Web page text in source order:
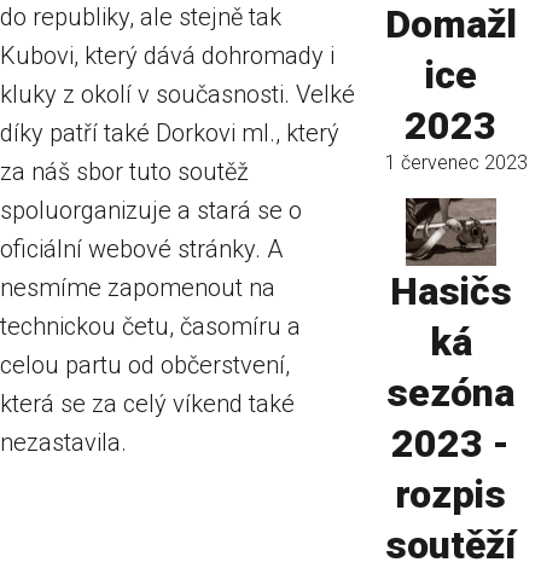
do republiky, ale stejně tak
Kubovi, který dává dohromady i
kluky z okolí v současnosti. Velké
díky patří také Dorkovi ml., který
za náš sbor tuto soutěž
spoluorganizuje a stará se o
oficiální webové stránky. A
nesmíme zapomenout na
technickou četu, časomíru a
celou partu od občerstvení,
která se za celý víkend také
nezastavila.
Domažl
ice
2023
1 červenec 2023
Hasičs
ká
sezóna
2023 -
rozpis
soutěží